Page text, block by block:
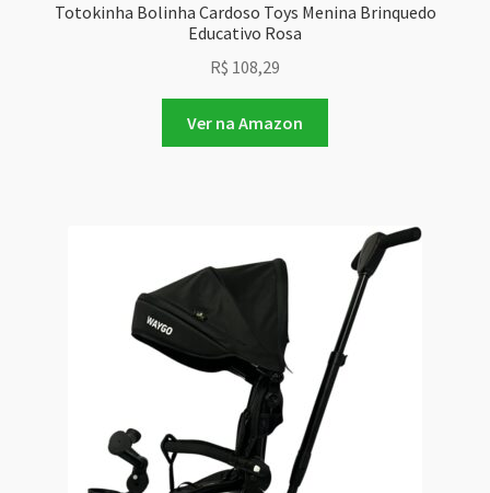
Totokinha Bolinha Cardoso Toys Menina Brinquedo
Educativo Rosa
R$ 108,29
Ver na Amazon